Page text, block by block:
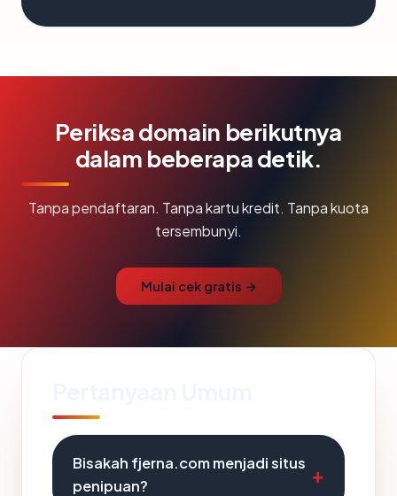
Periksa domain berikutnya
dalam beberapa detik.
Tanpa pendaftaran. Tanpa kartu kredit. Tanpa kuota
tersembunyi.
Mulai cek gratis →
Bisakah fjerna.com menjadi situs
penipuan?